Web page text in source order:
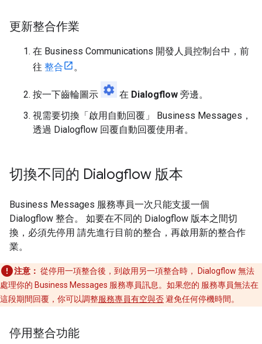
更新整合作業
在 Business Communications 開發人員控制台中，前
往 整合 。
按一下齒輪圖示 在 Dialogflow 旁邊。
視需要切換「啟用自動回覆」
Business Messages，
透過 Dialogflow 回覆自動回覆使用者。
切換不同的 Dialogflow 版本
Business Messages 服務專員一次只能支援一個
Dialogflow 整合。 如要在不同的 Dialogflow 版本之間切
換，必須先停用 請先進行目前的整合，再啟用新的整合作
業。
注意： 從停用一項整合後，到啟用另一項整合時， Dialogflow 無法
處理你的 Business Messages 服務專員訊息。如果您的 服務專員無法在
這段期間回覆，你可以調整服務專員有空與否避免任何停機時間。
停用整合功能